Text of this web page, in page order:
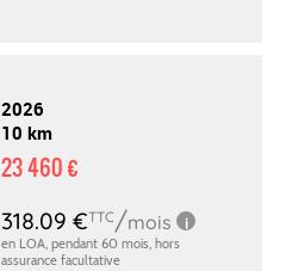
2026
10 km
23 460 €